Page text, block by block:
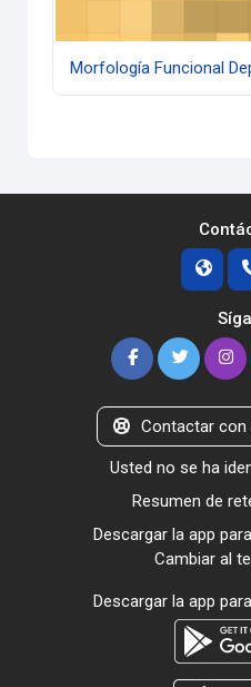
Morfología Funcional
Contactar con
Usted no se ha
Resumen de
Descargar la app
Cambiar al
Descargar la app